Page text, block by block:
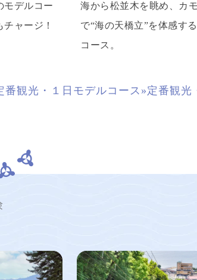
モデルコー
ャージ！
海から松並木を眺め、カ
で“海の天橋立”を体感す
コース。
番観光・１日モデルコース»定番観光